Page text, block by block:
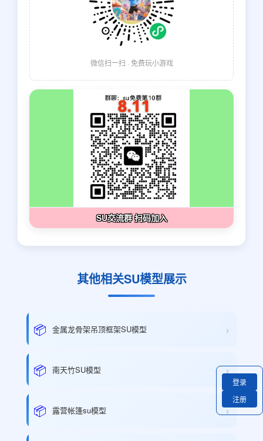
微信扫一扫 · 免费玩小游戏
SU交流群 扫码加入
其他相关SU模型展示
📦 金属龙骨架吊顶框架SU模型 ›
📦 南天竹SU模型 ›
📦 露营帐篷su模型 ›
登录
注册